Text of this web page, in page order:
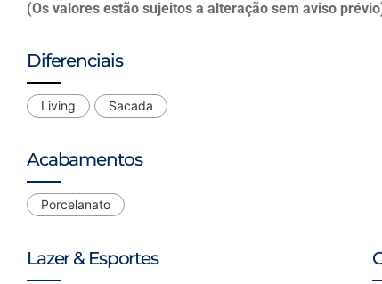
(Os valores estão sujeitos a alteração sem aviso
Diferenciais
Living Sacada
Acabamentos
Porcelanato
Lazer & Esportes